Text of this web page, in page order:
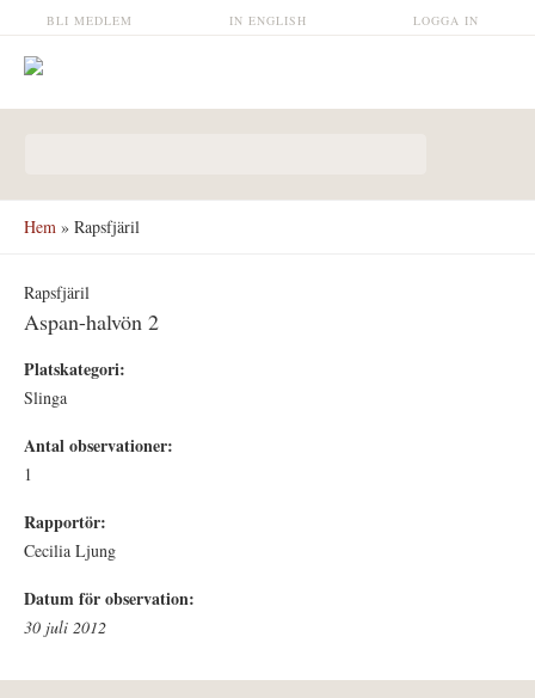
Hoppa till huvudinnehåll LOGGA IN
IN ENGLISH
BLI MEDLEM
Hem » Rapsfjäril
Rapsfjäril
Aspan-halvön 2
Platskategori:
Slinga
Antal observationer:
1
Rapportör:
Cecilia Ljung
Datum för observation:
30 juli 2012